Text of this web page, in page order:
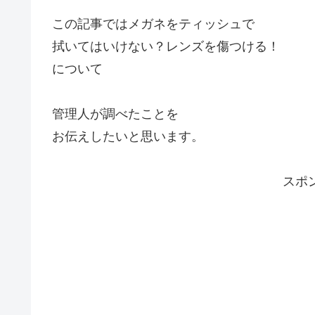
この記事ではメガネをティッシュで
拭いてはいけない？レンズを傷つける！
について
管理人が調べたことを
お伝えしたいと思います。
スポ